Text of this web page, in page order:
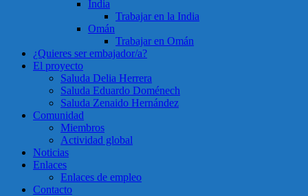
India
Trabajar en la India
Omán
Trabajar en Omán
¿Quieres ser embajador/a?
El proyecto
Saluda Delia Herrera
Saluda Eduardo Doménech
Saluda Zenaido Hernández
Comunidad
Miembros
Actividad global
Noticias
Enlaces
Enlaces de empleo
Contacto